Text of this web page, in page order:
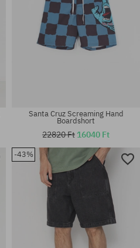
Elérhető méretek:
28; 30; 32; 34
Santa Cruz Screaming Hand
Boardshort
22820 Ft 16040 Ft
-43%